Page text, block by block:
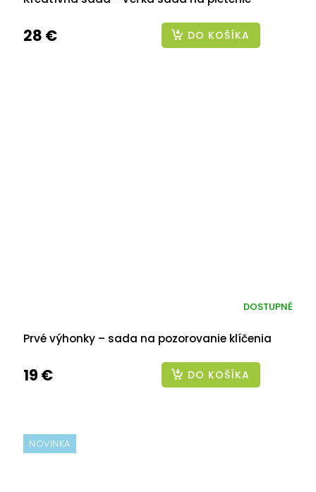
28 € DO KOŠÍKA
Prvé výhonky – sada na pozorovanie klíčenia
DOSTUPNÉ
19 € DO KOŠÍKA
NOVINKA